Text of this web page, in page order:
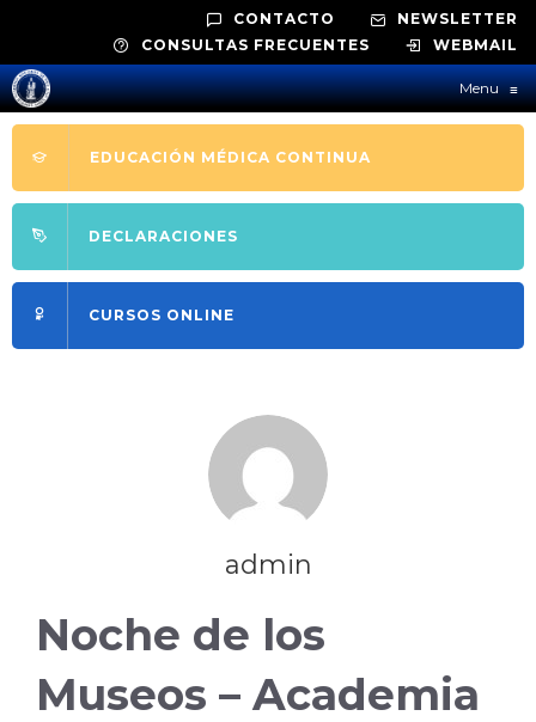
CONTACTO
NEWSLETTER
CONSULTAS FRECUENTES
WEBMAIL
Menu≡
EDUCACIÓN MÉDICA CONTINUA
DECLARACIONES
CURSOS ONLINE
admin
Noche de los
Museos – Academia